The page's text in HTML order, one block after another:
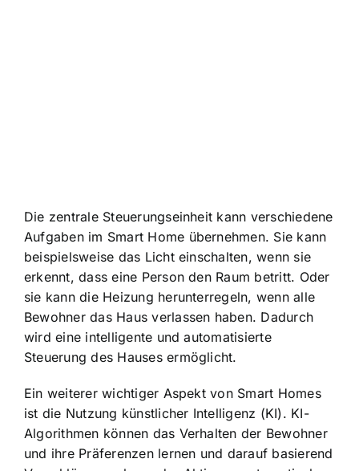
Die zentrale Steuerungseinheit kann verschiedene
Aufgaben im Smart Home übernehmen. Sie kann
beispielsweise das Licht einschalten, wenn sie
erkennt, dass eine Person den Raum betritt. Oder
sie kann die Heizung herunterregeln, wenn alle
Bewohner das Haus verlassen haben. Dadurch
wird eine intelligente und automatisierte
Steuerung des Hauses ermöglicht.
Ein weiterer wichtiger Aspekt von Smart Homes
ist die Nutzung künstlicher Intelligenz (KI). KI-
Algorithmen können das Verhalten der Bewohner
und ihre Präferenzen lernen und darauf basierend